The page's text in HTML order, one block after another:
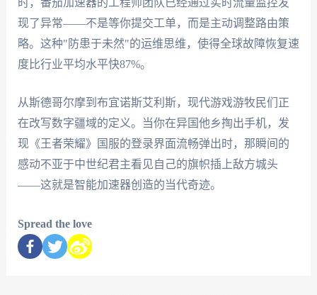
现了异常——不是等你提交工单，而是主动调整路由策
略。这种"防患于未然"的运维思维，使得全球故障恢复速
度比行业平均水平快87%。
从斯德哥尔摩到布宜诺斯艾利斯，现代游戏游牧民们正
在改写数字疆域的定义。当你在异国他乡掏出手机，发
现《王者荣耀》国服的登录界面流畅弹出时，那瞬间的
感动不亚于中世纪君主看见自己的旗帜插上敌方城头
——这就是智能加速器创造的当代奇迹。
Spread the love